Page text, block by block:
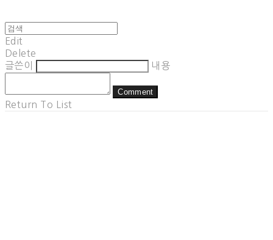
Edit
Delete
글쓴이
내용
Comment
Return To List